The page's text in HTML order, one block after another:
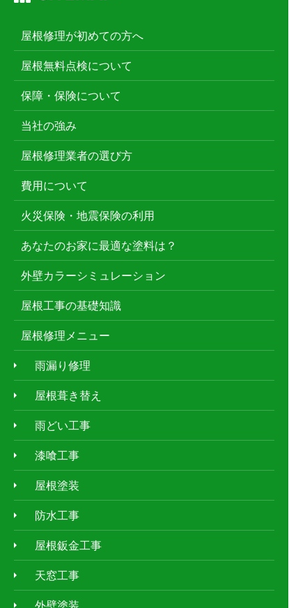
屋根修理が初めての方へ
屋根無料点検について
保障・保険について
当社の強み
屋根修理業者の選び方
費用について
火災保険・地震保険の利用
あなたのお家に最適な塗料は？
外壁カラーシミュレーション
屋根工事の基礎知識
屋根修理メニュー
雨漏り修理
屋根葺き替え
雨どい工事
漆喰工事
屋根塗装
防水工事
屋根鈑金工事
天窓工事